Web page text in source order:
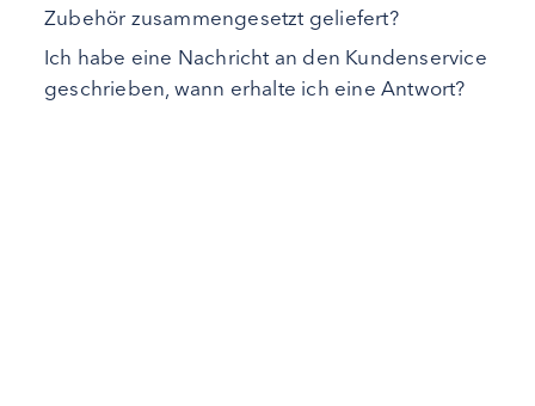
Zubehör zusammengesetzt geliefert?
Ich habe eine Nachricht an den Kundenservice
geschrieben, wann erhalte ich eine Antwort?